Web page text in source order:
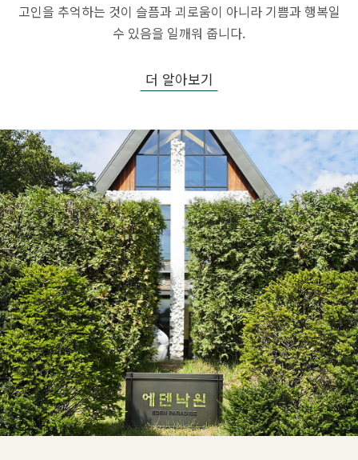
고인을 추억하는 것이 슬픔과 괴로움이 아니라 기쁨과 행복일
수 있음을 일깨워 줍니다.
더 알아보기